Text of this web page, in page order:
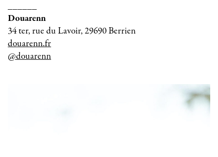
Douarenn
34 ter, rue du Lavoir, 29690 Berrien
douarenn.fr
@douarenn